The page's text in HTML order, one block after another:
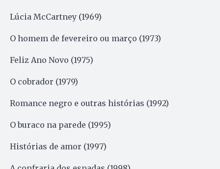
Lúcia McCartney (1969)
O homem de fevereiro ou março (1973)
Feliz Ano Novo (1975)
O cobrador (1979)
Romance negro e outras histórias (1992)
O buraco na parede (1995)
Histórias de amor (1997)